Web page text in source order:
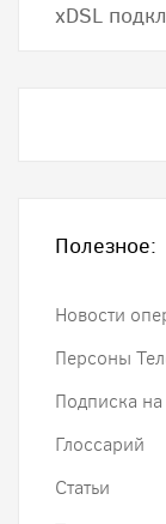
хDSL
Полезное:
Новости
Персоны
Подписка
Глоссарий
Статьи